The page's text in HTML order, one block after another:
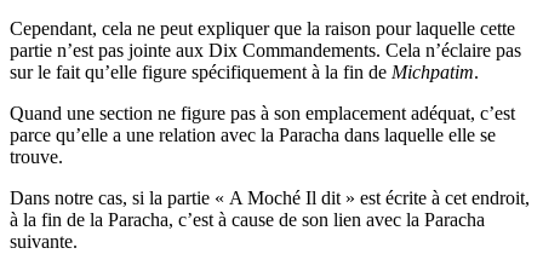
Cependant, cela ne peut expliquer que la raison pour laquelle cette
partie n’est pas jointe aux Dix Commandements. Cela n’éclaire pas
sur le fait qu’elle figure spécifiquement à la fin de Michpatim.
Quand une section ne figure pas à son emplacement adéquat, c’est
parce qu’elle a une relation avec la Paracha dans laquelle elle se
trouve.
Dans notre cas, si la partie « A Moché Il dit » est écrite à cet endroit,
à la fin de la Paracha, c’est à cause de son lien avec la Paracha
suivante.